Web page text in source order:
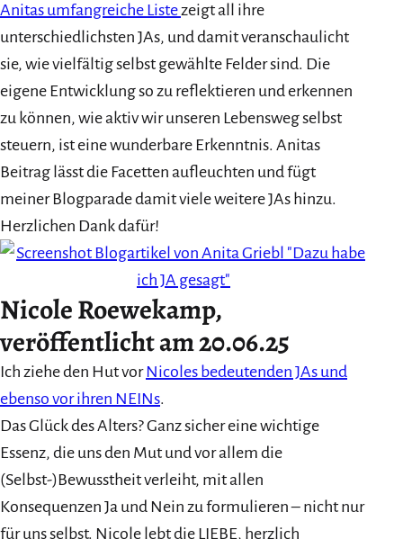
Anitas umfangreiche Listezeigt all ihre
unterschiedlichsten JAs, und damit veranschaulicht
sie, wie vielfältig selbst gewählte Felder sind. Die
eigene Entwicklung so zu reflektieren und erkennen
zu können, wie aktiv wir unseren Lebensweg selbst
steuern, ist eine wunderbare Erkenntnis. Anitas
Beitrag lässt die Facetten aufleuchten und fügt
meiner Blogparade damit viele weitere JAs hinzu.
Herzlichen Dank dafür!
Nicole Roewekamp,
veröffentlicht am 20.06.25
Ich ziehe den Hut vorNicoles bedeutenden JAs und
ebenso vor ihren NEINs.
Das Glück des Alters? Ganz sicher eine wichtige
Essenz, die uns den Mut und vor allem die
(Selbst-)Bewusstheit verleiht, mit allen
Konsequenzen Ja und Nein zu formulieren – nicht nur
für uns selbst. Nicole lebt die LIEBE, herzlich